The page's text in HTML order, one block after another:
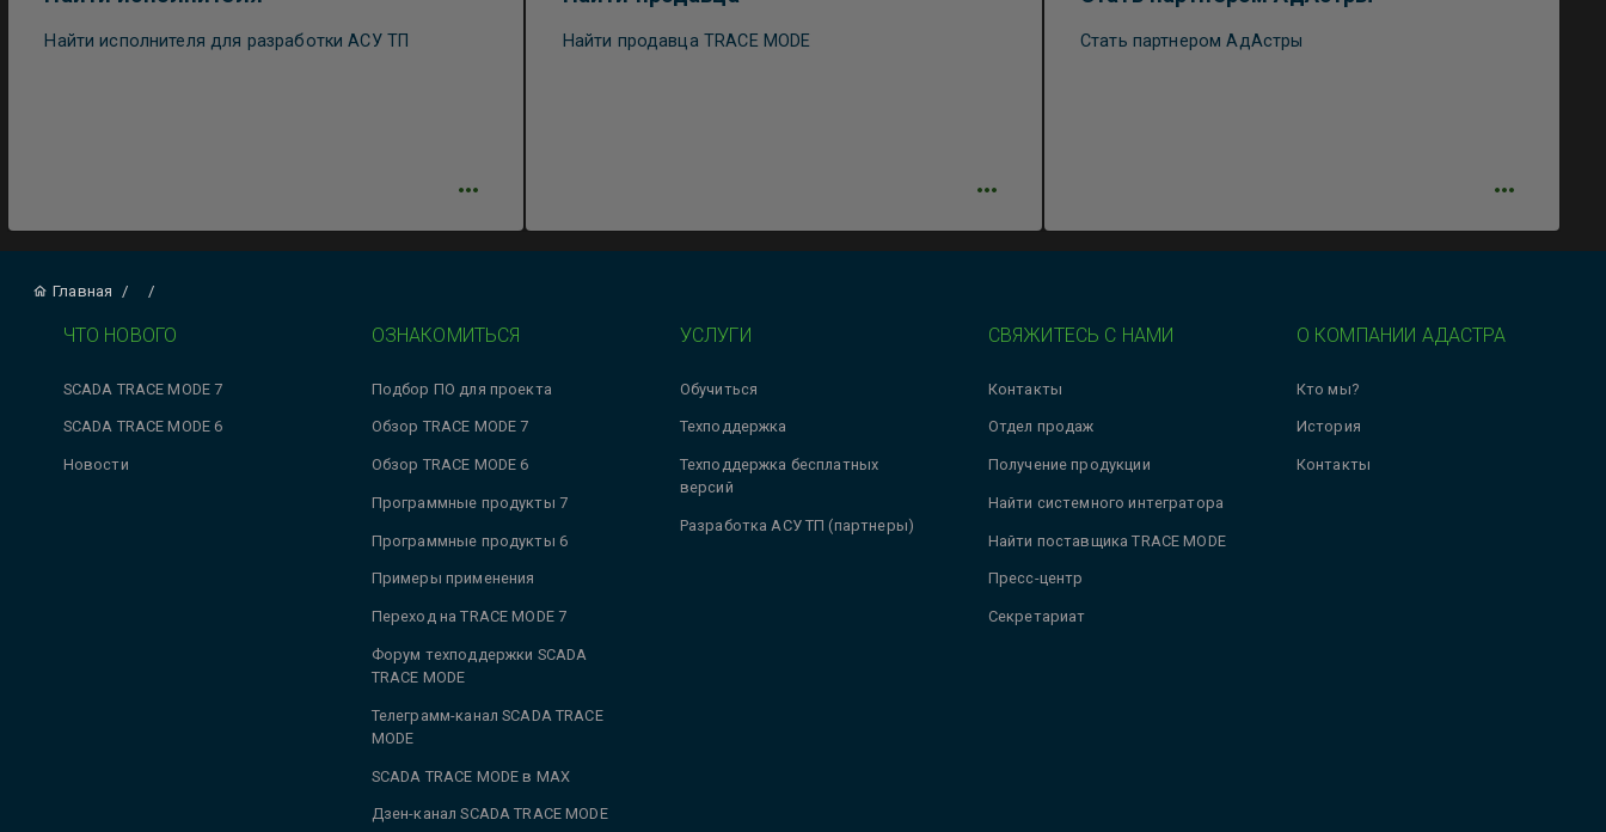
Найти исполнителя для разработки АСУ ТП Найти продавца TRACE MODE Стать партнером АдАстры
Главная / /
ЧТО НОВОГО
SCADA TRACE MODE 7
SCADA TRACE MODE 6
Новости
ОЗНАКОМИТЬСЯ
Подбор ПО для проекта
Обзор TRACE MODE 7
Обзор TRACE MODE 6
Программные продукты 7
Программные продукты 6
Примеры применения
Переход на TRACE MODE 7
Форум техподдержки SCADA
TRACE MODE
Телеграмм-канал SCADA TRACE
MODE
SCADA TRACE MODE в MAX
Дзен-канал SCADA TRACE MODE
УСЛУГИ
Обучиться
Техподдержка
Техподдержка бесплатных
версий
Разработка АСУ ТП (партнеры)
СВЯЖИТЕСЬ С НАМИ
Контакты
Отдел продаж
Получение продукции
Найти системного интегратора
Найти поставщика TRACE MODE
Пресс-центр
Секретариат
О КОМПАНИИ АДАСТРА
Кто мы?
История
Контакты